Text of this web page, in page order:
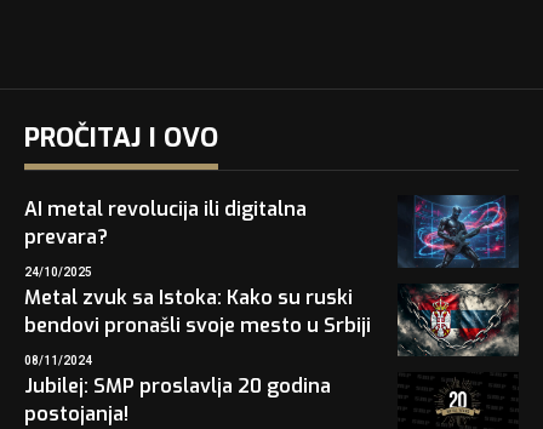
PROČITAJ I OVO
AI metal revolucija ili digitalna
prevara?
24/10/2025
Metal zvuk sa Istoka: Kako su ruski
bendovi pronašli svoje mesto u Srbiji
08/11/2024
Jubilej: SMP proslavlja 20 godina
postojanja!